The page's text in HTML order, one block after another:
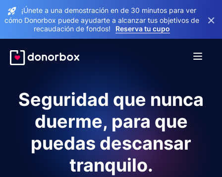
¡Únete a una demostración en de 30 minutos para ver
cómo Donorbox puede ayudarte a alcanzar tus objetivos de
recaudación de fondos!
Reserva tu cupo
×
Seguridad que nunca
duerme, para que
puedas descansar
tranquilo.